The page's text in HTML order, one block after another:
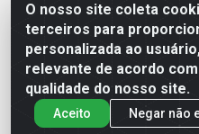
O nosso site coleta
terceiros para
personalizada ao
relevante de acordo
qualidade do nosso site.
Aceito Negar não
MR Distribuidora - Rua
Distrito Industrial, João